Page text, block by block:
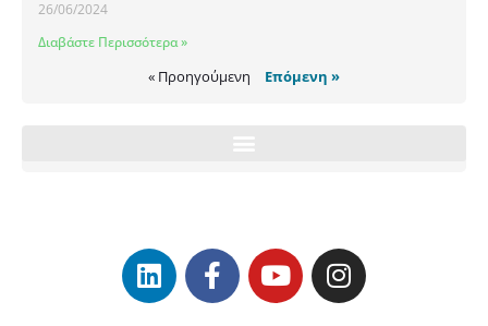
26/06/2024
Διαβάστε Περισσότερα »
« Προηγούμενη Επόμενη »